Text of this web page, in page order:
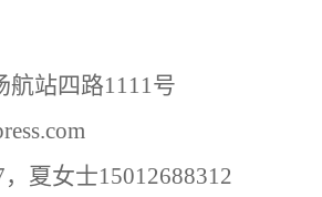
航站四路1111号
夏女士15012688312